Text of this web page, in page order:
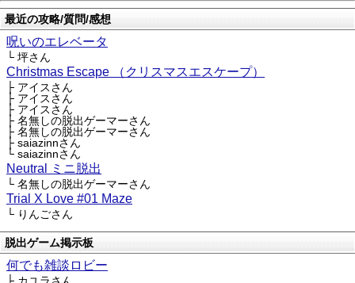
最近の攻略/質問/感想
呪いのエレベータ
└ 坪さん
Christmas Escape （クリスマスエスケープ）
├ アイスさん
├ アイスさん
├ アイスさん
├ 名無しの脱出ゲーマーさん
├ 名無しの脱出ゲーマーさん
├ saiazinnさん
└ saiazinnさん
Neutral ミニ脱出
└ 名無しの脱出ゲーマーさん
Trial X Love #01 Maze
└ りんごさん
脱出ゲーム掲示板
何でも雑談ロビー